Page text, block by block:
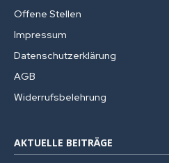
Offene Stellen
Impressum
Datenschutzerklärung
AGB
Widerrufsbelehrung
AKTUELLE BEITRÄGE